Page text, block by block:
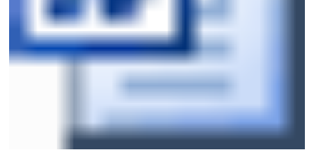
石油化工
科技生活
人力资源